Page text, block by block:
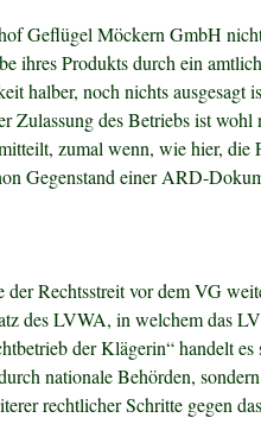
Geflügel Möckern GmbH
ihres Produkts durch ein
halber, noch nichts ausgesagt
Zulassung des Betriebs ist
zumal wenn, wie hier, die
Gegenstand einer ARD-
Rechtsstreit vor dem VG
des LVWA, in welchem das
der Klägerin“ handelt
nationale Behörden,
rechtlicher Schritte gegen